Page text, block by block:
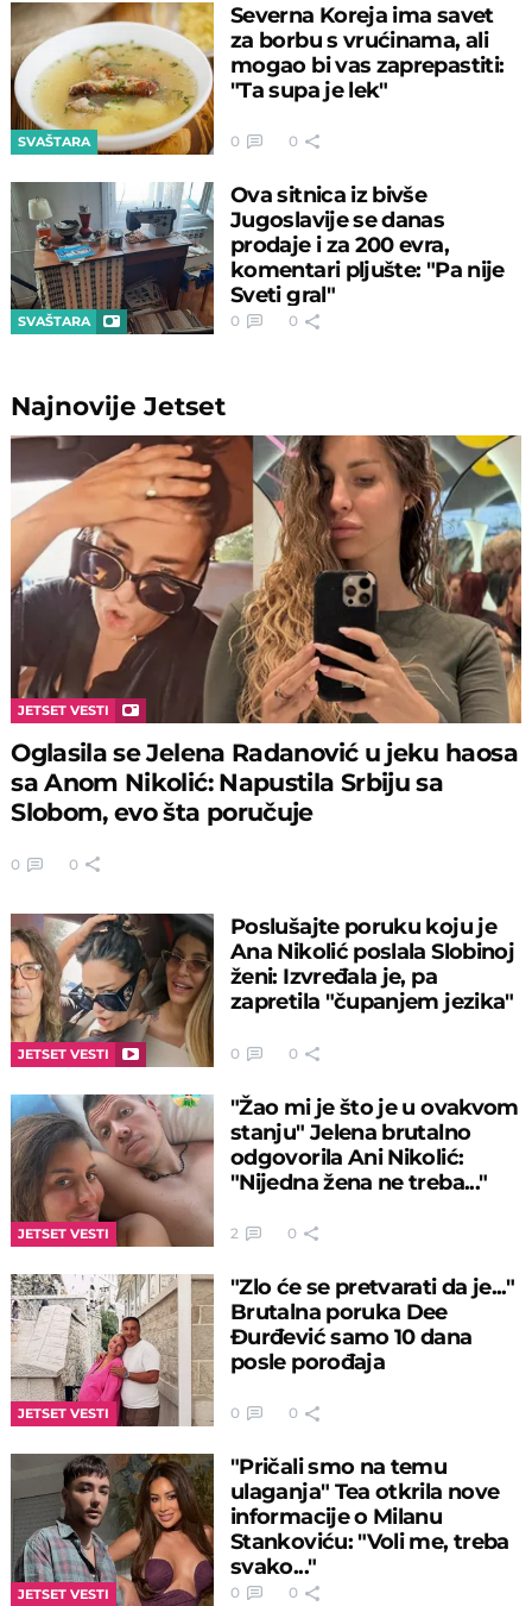
SVAŠTARA
Severna Koreja ima savet
za borbu s vrućinama, ali
mogao bi vas zaprepastiti:
"Ta supa je lek"
0 0
SVAŠTARA
Ova sitnica iz bivše
Jugoslavije se danas
prodaje i za 200 evra,
komentari pljušte: "Pa nije
Sveti gral"
0 0
NajnovijeJetset
JETSET VESTI
Oglasila se Jelena Radanović u jeku haosa
sa Anom Nikolić: Napustila Srbiju sa
Slobom, evo šta poručuje
0 0
JETSET VESTI
Poslušajte poruku koju je
Ana Nikolić poslala Slobinoj
ženi: Izvređala je, pa
zapretila "čupanjem jezika"
0 0
JETSET VESTI
"Žao mi je što je u ovakvom
stanju" Jelena brutalno
odgovorila Ani Nikolić:
"Nijedna žena ne treba..."
2 0
JETSET VESTI
"Zlo će se pretvarati da je..."
Brutalna poruka Dee
Đurđević samo 10 dana
posle porođaja
0 0
JETSET VESTI
"Pričali smo na temu
ulaganja" Tea otkrila nove
informacije o Milanu
Stankoviću: "Voli me, treba
svako..."
0 0